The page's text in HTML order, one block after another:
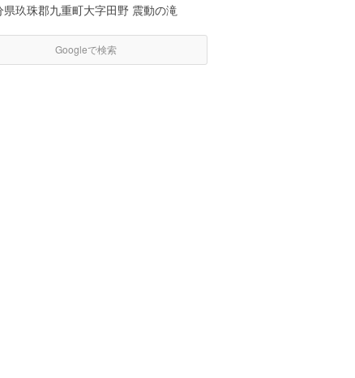
県玖珠郡九重町大字田野 震動の滝
Googleで検索